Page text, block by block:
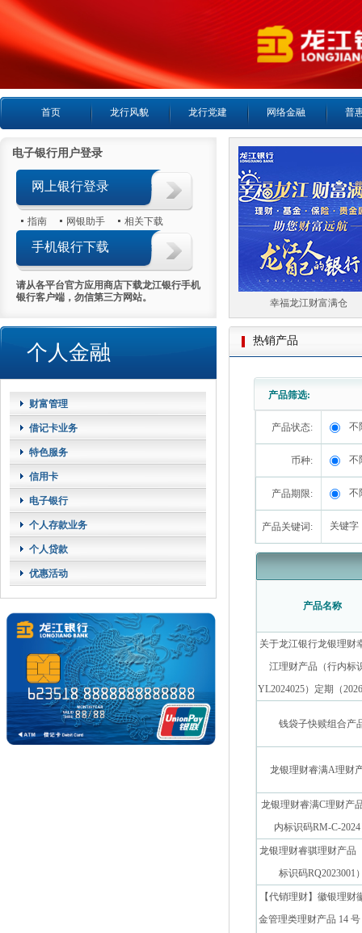
首页 龙行风貌 龙行党建 网络金融 普
电子银行用户登录
网上银行登录
指南 网银助手 相关下载
手机银行下载
请从各平台官方应用商店下载龙江银行手机
银行客户端，勿信第三方网站。
个人金融
财富管理
借记卡业务
特色服务
信用卡
电子银行
个人存款业务
个人贷款
优惠活动
喜报首日热销5000万 幸福龙江财富满仓
热销产品
产品筛选:
产品状态: 不
币种: 不
产品期限: 不
产品关键词: 关键
产品名称
关于龙江银行龙银理财
江理财产品（行内标
YL2024025）定期（
钱袋子快赎组合产
龙银理财睿满A理财
龙银理财睿满C理财产
内标识码RM-C-
龙银理财睿骐理财产品
标识码RQ2023001
【代销理财】徽银理财
金管理类理财产品 14